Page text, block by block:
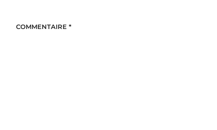
COMMENTAIRE *